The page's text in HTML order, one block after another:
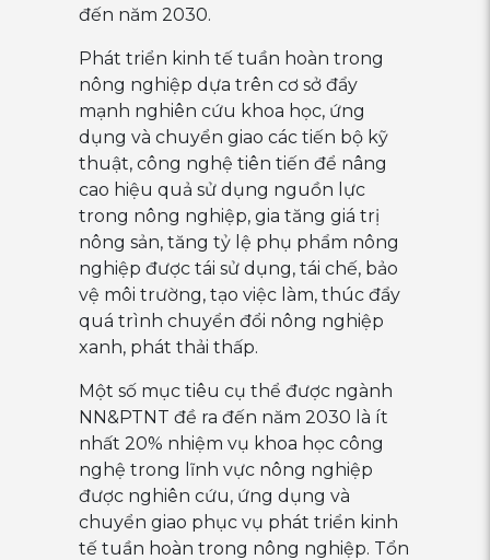
đến năm 2030.
Phát triển kinh tế tuần hoàn trong
nông nghiệp dựa trên cơ sở đẩy
mạnh nghiên cứu khoa học, ứng
dụng và chuyển giao các tiến bộ kỹ
thuật, công nghệ tiên tiến để nâng
cao hiệu quả sử dụng nguồn lực
trong nông nghiệp, gia tăng giá trị
nông sản, tăng tỷ lệ phụ phẩm nông
nghiệp được tái sử dụng, tái chế, bảo
vệ môi trường, tạo việc làm, thúc đẩy
quá trình chuyển đổi nông nghiệp
xanh, phát thải thấp.
Một số mục tiêu cụ thể được ngành
NN&PTNT đề ra đến năm 2030 là ít
nhất 20% nhiệm vụ khoa học công
nghệ trong lĩnh vực nông nghiệp
được nghiên cứu, ứng dụng và
chuyển giao phục vụ phát triển kinh
tế tuần hoàn trong nông nghiệp. Tổn